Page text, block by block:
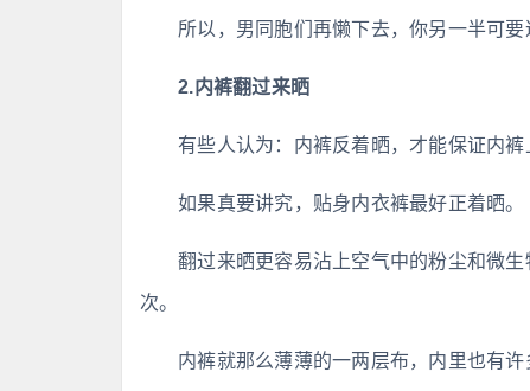
所以，男同胞们再懒下去，你另一半可要
2.内裤翻过来晒
有些人认为：内裤反着晒，才能保证内裤
如果真要讲究，贴身内衣裤最好正着晒。
翻过来晒更容易沾上空气中的粉尘和微
次。
内裤就那么薄薄的一两层布，内里也有